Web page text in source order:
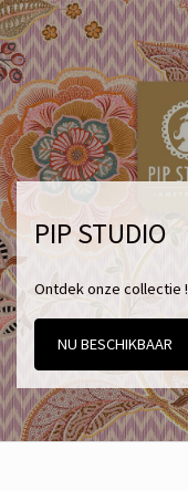
PIP STUDIO
Ontdek onze collectie !
NU BESCHIKBAAR